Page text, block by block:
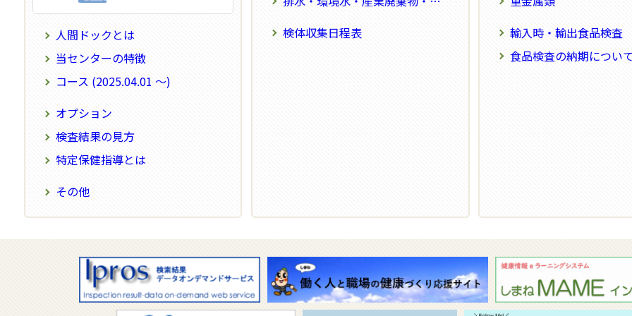
人間ドックとは
当センターの特徴
コース (2025.04.01 ～)
オプション
検査結果の見方
特定保健指導とは
その他
検体収集日程表
輸入時・輸出食品検査
食品検査の納期につい